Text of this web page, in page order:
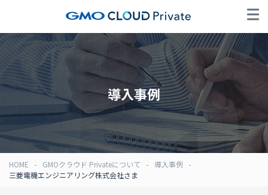
導入事例
HOME GMOクラウド Privateについて
導入事例
三菱電機エンジニアリング株式会社さま